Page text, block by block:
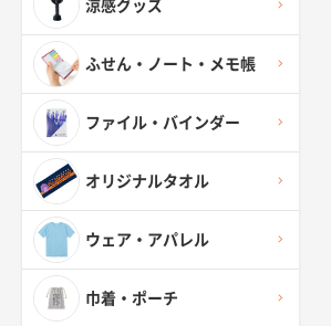
涼感グッズ
ふせん・ノート・メモ帳
ファイル・バインダー
オリジナルタオル
ウェア・アパレル
巾着・ポーチ